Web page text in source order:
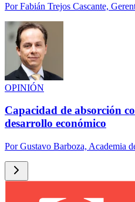
PorFabián Trejos Cascante,
OPINIÓN
Capacidad de absorción
desarrollo económico
PorGustavo Barboza, Academia